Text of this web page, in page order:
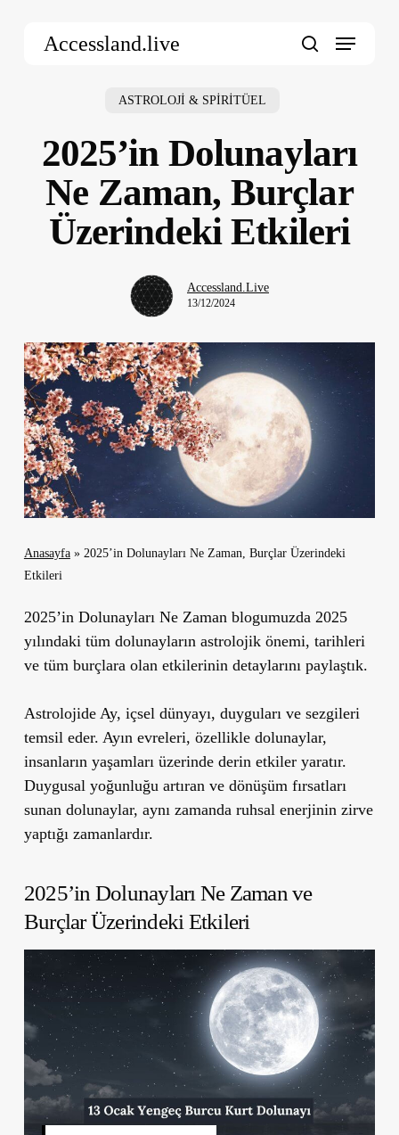
Accessland.live Menu
ASTROLOJİ & SPİRİTÜEL
2025’in Dolunayları
Ne Zaman, Burçlar
Üzerindeki Etkileri
Accessland.Live
13/12/2024
Anasayfa» 2025’in Dolunayları Ne Zaman, Burçlar Üzerindeki
Etkileri
2025’in Dolunayları Ne Zaman blogumuzda 2025
yılındaki tüm dolunayların astrolojik önemi, tarihleri
ve tüm burçlara olan etkilerinin detaylarını paylaştık.
Astrolojide Ay, içsel dünyayı, duyguları ve sezgileri
temsil eder. Ayın evreleri, özellikle dolunaylar,
insanların yaşamları üzerinde derin etkiler yaratır.
Duygusal yoğunluğu artıran ve dönüşüm fırsatları
sunan dolunaylar, aynı zamanda ruhsal enerjinin zirve
yaptığı zamanlardır.
2025’in Dolunayları Ne Zaman ve
Burçlar Üzerindeki Etkileri